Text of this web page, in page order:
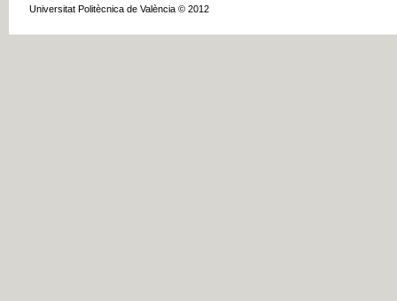
Universitat Politècnica de València © 2012